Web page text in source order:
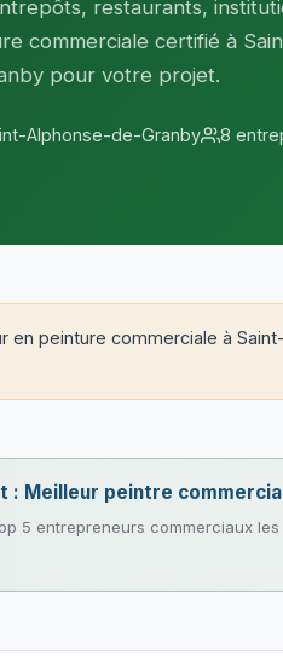
restaurants,
commerciale certifié à
pour votre projet.
Alphonse-de-Granby 8
en peinture commerciale à Saint-
: Meilleur peintre
5 entrepreneurs commerciaux